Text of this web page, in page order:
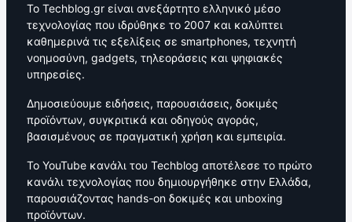
Το Techblog.gr είναι ανεξάρτητο ελληνικό μέσο
τεχνολογίας που ιδρύθηκε το 2007 και καλύπτει
καθημερινά τις εξελίξεις σε smartphones, τεχνητή
νοημοσύνη, gadgets, τηλεοράσεις και ψηφιακές
υπηρεσίες.
Δημοσιεύουμε ειδήσεις, παρουσιάσεις, δοκιμές
προϊόντων, συγκριτικά και οδηγούς αγοράς,
βασισμένους σε πραγματική χρήση και εμπειρία.
Το YouTube κανάλι του Techblog αποτέλεσε το πρώτο
κανάλι τεχνολογίας που δημιουργήθηκε στην Ελλάδα,
παρουσιάζοντας hands-on δοκιμές και unboxing
προϊόντων.